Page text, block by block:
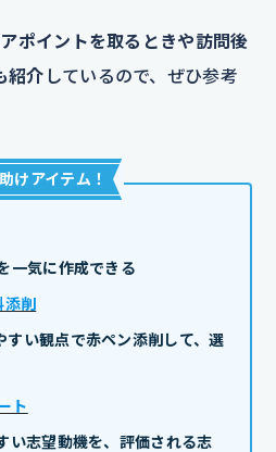
アポイントを取るときや訪問後
紹介 しているので、ぜひ参考
けアイテム ！
一気に作成できる
添削
すい観点で赤ペン添削して、選
ト
い志望動機を、評価される志